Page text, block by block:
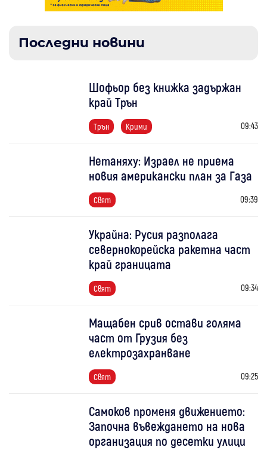
Последни новини
Шофьор без книжка задържан
край Трън
Трън Крими 09:43
Нетаняху: Израел не приема
новия американски план за Газа
Свят 09:39
Украйна: Русия разполага
севернокорейска ракетна част
край границата
Свят 09:34
Мащабен срив остави голяма
част от Грузия без
електрозахранване
Свят 09:25
Самоков променя движението:
Започна въвеждането на нова
организация по десетки улици